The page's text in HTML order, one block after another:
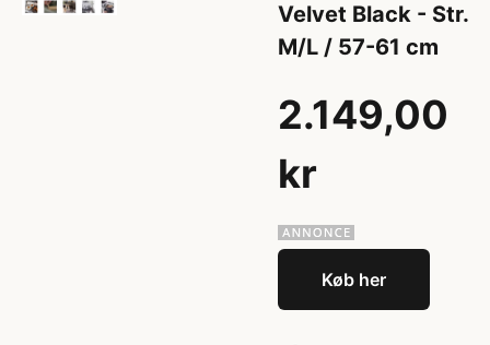
Velvet Black - Str.
M/L / 57-61 cm
2.149,00
kr
Køb her